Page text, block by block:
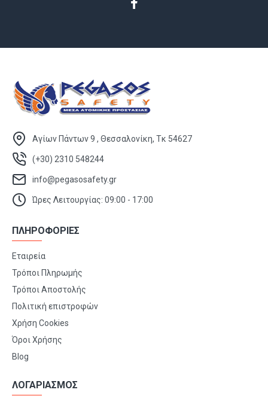
Αγίων Πάντων 9 , Θεσσαλονίκη, Τκ 54627
(+30) 2310 548244
info@pegasosafety.gr
Ώρες Λειτουργίας: 09:00 - 17:00
ΠΛΗΡΟΦΟΡΙΕΣ
Εταιρεία
Τρόποι Πληρωμής
Τρόποι Αποστολής
Πολιτική επιστροφών
Χρήση Cookies
Όροι Χρήσης
Blog
ΛΟΓΑΡΙΑΣΜΟΣ